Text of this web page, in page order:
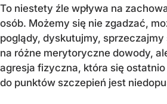
To niestety źle wpływa na
osób. Możemy się nie zgadzać,
poglądy, dyskutujmy, sprzeczajmy
na różne merytoryczne dowody,
agresja fizyczna, która się ostatnio
do punktów szczepień jest